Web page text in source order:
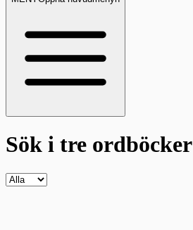
Sök i tre ordböcker